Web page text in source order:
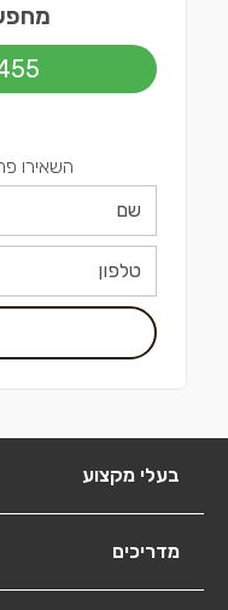
השאירו
בעלי מקצוע
מדריכים